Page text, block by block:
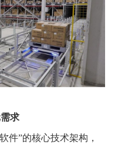
求
件”的核心技术架构，